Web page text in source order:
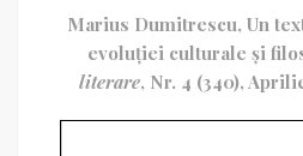
Marius Dumitrescu, Un
evoluției culturale și
literare, Nr. 4 (340),